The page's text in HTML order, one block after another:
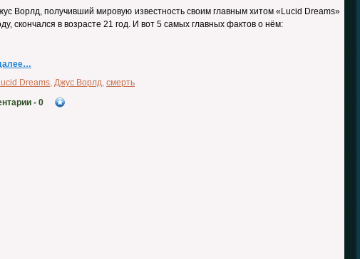
Ворлд, получивший мировую известность своим главным хитом «Lucid Dreams»
скончался в возрасте 21 год. И вот 5 самых главных фактов о нём:
Dreams, Джус Ворлд, смерть
- 0